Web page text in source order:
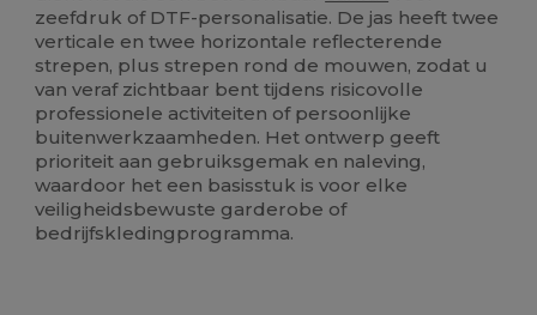
zeefdruk of DTF-personalisatie. De jas heeft twee
verticale en twee horizontale reflecterende
strepen, plus strepen rond de mouwen, zodat u
van veraf zichtbaar bent tijdens risicovolle
professionele activiteiten of persoonlijke
buitenwerkzaamheden. Het ontwerp geeft
prioriteit aan gebruiksgemak en naleving,
waardoor het een basisstuk is voor elke
veiligheidsbewuste garderobe of
bedrijfskledingprogramma.